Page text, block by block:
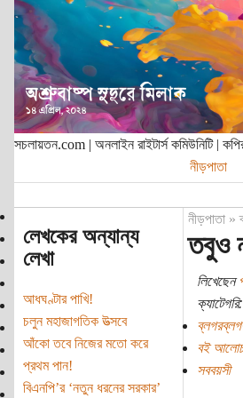
সচলায়তন.com | অনলাইন রাইটার্স কমিউনিটি |
নীড়পাতা
লেখকের অন্যান্য
লেখা
আধঘণ্টার পাখি!
চলুন মহাজাগতিক উত্সবে
আঁকো তবে নিজের মতো করে
প্রথম পান!
বিএনপি’র ‘নতুন ধরনের সরকার’
নীড়পাতা»
তবুও
লিখেছেন
ক্যাটেগরি:
বই
সববয়সী